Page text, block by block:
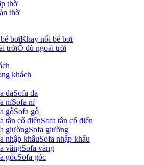
thờ
thờ
Khay nổi bể bơi
Ô dù ngoài trời
khách
Sofa da
Sofa nỉ
Sofa gỗ
Sofa tân cổ điển
Sofa giường
Sofa nhập khẩu
Sofa văng
Sofa góc